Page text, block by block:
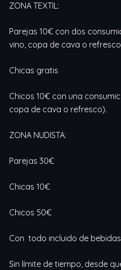
ZONA TEXTIL:
Parejas 10€ con dos
vino, copa de cava o
Chicas gratis
Chicos 10€ con una
copa de cava o refresco).
ZONA NUDISTA:
Parejas 30€
Chicas 10€
Chicos 50€
Con todo incluido de
Sin límite de tiempo, desde